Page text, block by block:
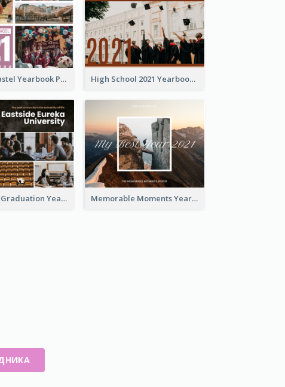
Colorful Pastel Yearbook Photo Book High School 2021 Yearbook Photo Book
University Graduation Yearbook Photo Book Memorable Moments Yearbook Photo Book